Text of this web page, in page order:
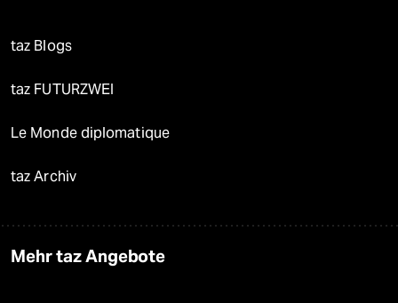
taz Blogs
taz FUTURZWEI
Le Monde diplomatique
taz Archiv
Mehr taz Angebote